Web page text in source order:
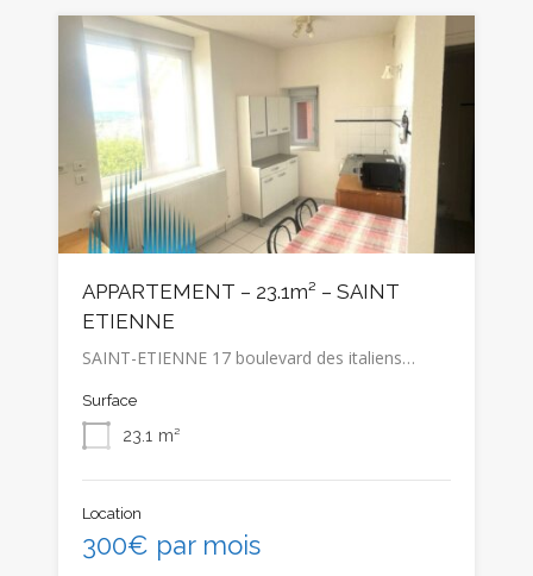
APPARTEMENT – 23.1m² – SAINT
ETIENNE
SAINT-ETIENNE 17 boulevard des italiens…
Surface
23.1 m²
Location
300€ par mois